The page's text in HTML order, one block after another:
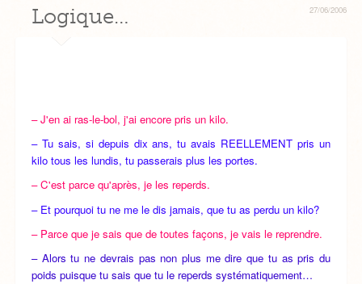
27/06/2006
Logique…
– J'en ai ras-le-bol, j'ai encore pris un kilo.
– Tu sais, si depuis dix ans, tu avais REELLEMENT pris un
kilo tous les lundis, tu passerais plus les portes.
– C'est parce qu'après, je les reperds.
– Et pourquoi tu ne me le dis jamais, que tu as perdu un kilo?
– Parce que je sais que de toutes façons, je vais le reprendre.
– Alors tu ne devrais pas non plus me dire que tu as pris du
poids puisque tu sais que tu le reperds systématiquement…